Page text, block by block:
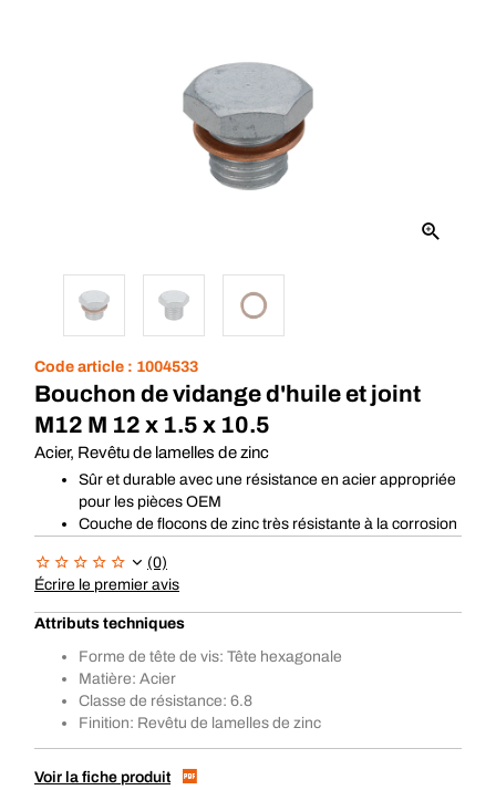
Code article : 1004533
Bouchon de vidange d'huile et joint
M12 M 12 x 1.5 x 10.5
Acier, Revêtu de lamelles de zinc
Sûr et durable avec une résistance en acier appropriée
pour les pièces OEM
Couche de flocons de zinc très résistante à la corrosion
(0)
Écrire le premier avis
Attributs techniques
Forme de tête de vis: Tête hexagonale
Matière: Acier
Classe de résistance: 6.8
Finition: Revêtu de lamelles de zinc
Voir la fiche produit